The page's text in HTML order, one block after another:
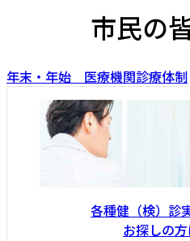
市民の
年末・年始 医療機関診療体制
各種健（検）診
お探しの